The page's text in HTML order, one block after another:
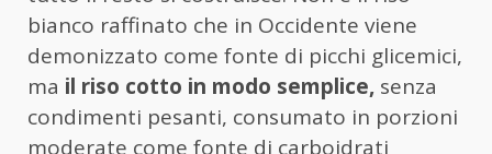
bianco raffinato che in Occidente viene
demonizzato come fonte di picchi glicemici,
ma il riso cotto in modo semplice, senza
condimenti pesanti, consumato in porzioni
moderate come fonte di carboidrati